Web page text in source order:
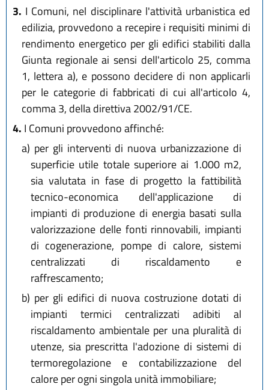
3. I Comuni, nel disciplinare l'attività urbanistica ed
edilizia, provvedono a recepire i requisiti minimi di
rendimento energetico per gli edifici stabiliti dalla
Giunta regionale ai sensi dell'articolo 25, comma
1, lettera a), e possono decidere di non applicarli
per le categorie di fabbricati di cui all'articolo 4,
comma 3, della direttiva 2002/91/CE.
4. I Comuni provvedono affinché:
a) per gli interventi di nuova urbanizzazione di
superficie utile totale superiore ai 1.000 m2,
sia valutata in fase di progetto la fattibilità
tecnico-economica dell'applicazione di
impianti di produzione di energia basati sulla
valorizzazione delle fonti rinnovabili, impianti
di cogenerazione, pompe di calore, sistemi
centralizzati di riscaldamento e
raffrescamento;
b) per gli edifici di nuova costruzione dotati di
impianti termici centralizzati adibiti al
riscaldamento ambientale per una pluralità di
utenze, sia prescritta l'adozione di sistemi di
termoregolazione e contabilizzazione del
calore per ogni singola unità immobiliare;